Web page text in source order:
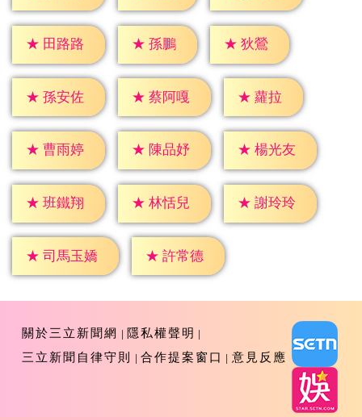
★ 田路路 ★ 孫鵬 ★ 狄鶯
★ 孫安佐 ★ 蔡阿嘎 ★ 蘿拉
★ 曹雨婷 ★ 陳品妤 ★ 楊光友
★ 班鐵翔 ★ 林恬兒 ★ 謝玲玲
★ 司馬玉嬌 ★ 許常德
關於三立新聞網
隱私權聲明
三立新聞自律守則
合作提案窗口 意見反應